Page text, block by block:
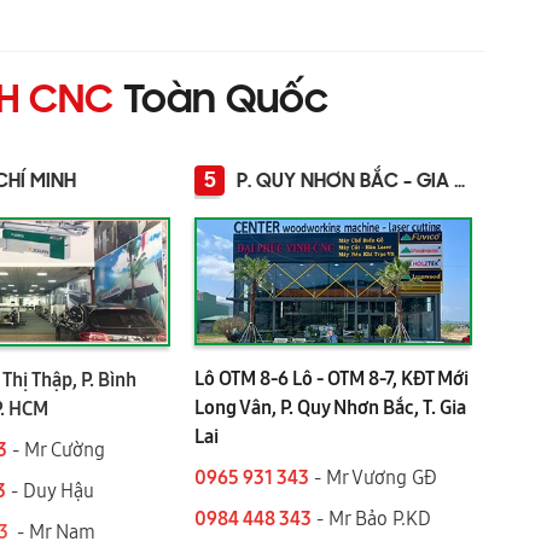
CNC Toàn Quốc
MINH
Thập, P. Bình
HCM
- Mr Cường
- Duy Hậu
- Mr Nam
5 P. QUY NHƠN BẮC - GIA LAI
Lô OTM 8-6 Lô - OTM 8-7, KĐT Mới
Long Vân, P. Quy Nhơn Bắc, T. Gia
Lai
0965 931 343 - Mr Vương GĐ
0984 448 343 - Mr Bảo P.KD